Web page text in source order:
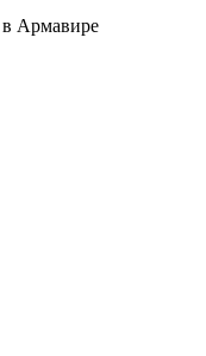
в Армавире